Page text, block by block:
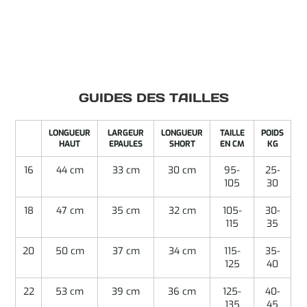
GUIDES DES TAILLES
LONGUEUR
HAUT
LARGEUR
EPAULES
LONGUEUR
SHORT
TAILLE
EN CM
POIDS
KG
16 44 cm 33 cm 30 cm
95-
105
25-
30
18 47 cm 35 cm 32 cm
105-
115
30-
35
20 50 cm 37 cm 34 cm
115-
125
35-
40
22 53 cm 39 cm 36 cm
125-
40-